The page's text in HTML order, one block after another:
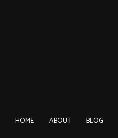
BLOG
ABOUT
HOME